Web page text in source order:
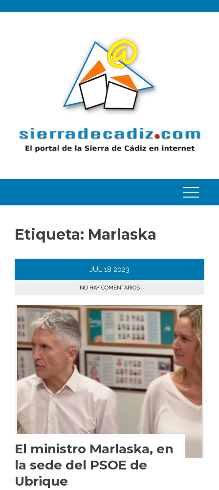
Etiqueta: Marlaska
JUL 18 2023
NO HAY COMENTARIOS
El ministro Marlaska, en
la sede del PSOE de
Ubrique